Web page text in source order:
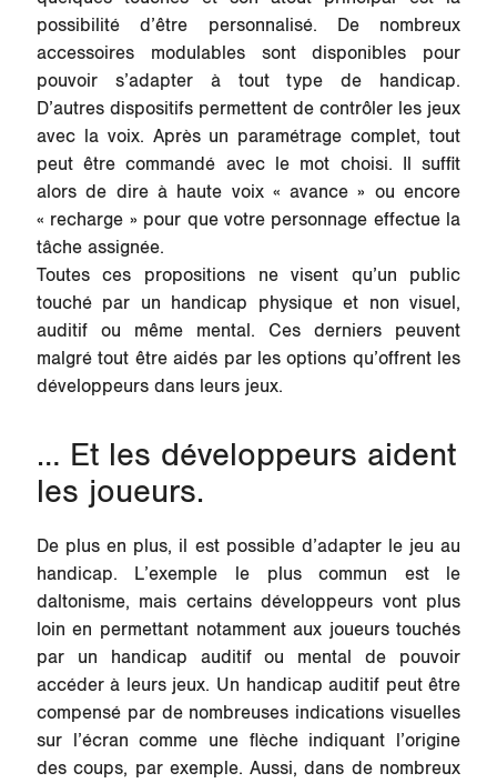
possibilité d’être personnalisé. De nombreux
accessoires modulables sont disponibles pour
pouvoir s’adapter à tout type de handicap.
D’autres dispositifs permettent de contrôler les jeux
avec la voix. Après un paramétrage complet, tout
peut être commandé avec le mot choisi. Il suffit
alors de dire à haute voix « avance » ou encore
« recharge » pour que votre personnage effectue la
tâche assignée.
Toutes ces propositions ne visent qu’un public
touché par un handicap physique et non visuel,
auditif ou même mental. Ces derniers peuvent
malgré tout être aidés par les options qu’offrent les
développeurs dans leurs jeux.
… Et les développeurs aident
les joueurs.
De plus en plus, il est possible d’adapter le jeu au
handicap. L’exemple le plus commun est le
daltonisme, mais certains développeurs vont plus
loin en permettant notamment aux joueurs touchés
par un handicap auditif ou mental de pouvoir
accéder à leurs jeux. Un handicap auditif peut être
compensé par de nombreuses indications visuelles
sur l’écran comme une flèche indiquant l’origine
des coups, par exemple. Aussi, dans de nombreux